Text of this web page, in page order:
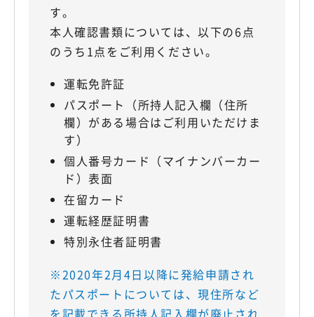
す。
本人確認書類については、以下の6点
のうち1点をご利用ください。
運転免許証
パスポート（所持人記入欄（住所
欄）がある場合はご利用いただけま
す）
個人番号カード（マイナンバーカー
ド）表面
在留カード
運転経歴証明書
特別永住者証明書
※2020年2月4日以降に発給申請され
たパスポートについては、現住所など